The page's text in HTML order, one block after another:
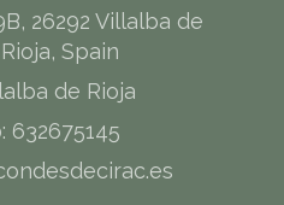
26292 Villalba de
Spain
de Rioja
632675145